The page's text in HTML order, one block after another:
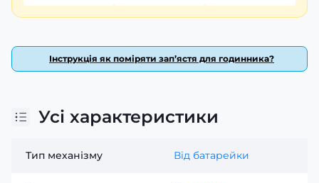
Інструкція як поміряти зап’ястя для годинника?
Усі характеристики
Тип механізму Від батарейки